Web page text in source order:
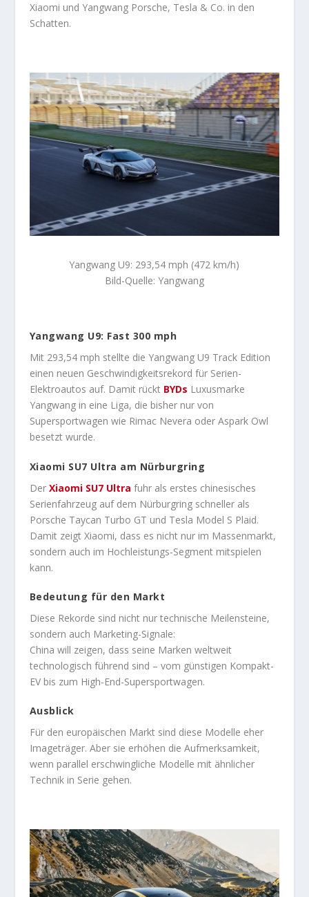
Xiaomi und Yangwang Porsche, Tesla & Co. in den
Schatten.
Yangwang U9: 293,54 mph (472 km/h)
Bild-Quelle: Yangwang
Yangwang U9: Fast 300 mph
Mit 293,54 mph stellte die Yangwang U9 Track Edition
einen neuen Geschwindigkeitsrekord für Serien-
Elektroautos auf. Damit rückt BYDs Luxusmarke
Yangwang in eine Liga, die bisher nur von
Supersportwagen wie Rimac Nevera oder Aspark Owl
besetzt wurde.
Xiaomi SU7 Ultra am Nürburgring
Der Xiaomi SU7 Ultra fuhr als erstes chinesisches
Serienfahrzeug auf dem Nürburgring schneller als
Porsche Taycan Turbo GT und Tesla Model S Plaid.
Damit zeigt Xiaomi, dass es nicht nur im Massenmarkt,
sondern auch im Hochleistungs-Segment mitspielen
kann.
Bedeutung für den Markt
Diese Rekorde sind nicht nur technische Meilensteine,
sondern auch Marketing-Signale:
China will zeigen, dass seine Marken weltweit
technologisch führend sind – vom günstigen Kompakt-
EV bis zum High-End-Supersportwagen.
Ausblick
Für den europäischen Markt sind diese Modelle eher
Imageträger. Aber sie erhöhen die Aufmerksamkeit,
wenn parallel erschwingliche Modelle mit ähnlicher
Technik in Serie gehen.